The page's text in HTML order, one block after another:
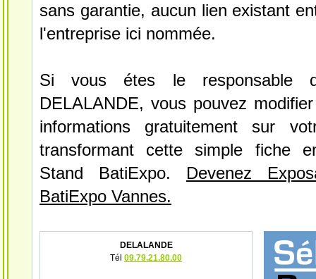
sans garantie, aucun lien existant
l'entreprise ici nommée.
Si vous étes le responsable
DELALANDE, vous pouvez
informations gratuitement sur
transformant cette simple fiche
Stand BatiExpo. Devenez
BatiExpo Vannes.
DELALANDE
Tél 09.79.21.80.00